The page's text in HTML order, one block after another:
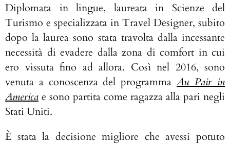
Diplomata in lingue, laureata in Scienze del
Turismo e specializzata in Travel Designer, subito
dopo la laurea sono stata travolta dalla incessante
necessità di evadere dalla zona di comfort in cui
ero vissuta fino ad allora. Così nel 2016, sono
venuta a conoscenza del programma Au Pair in
America e sono partita come ragazza alla pari negli
Stati Uniti.
È stata la decisione migliore che avessi potuto